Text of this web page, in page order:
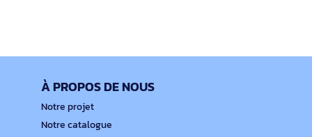
À PROPOS DE NOUS
Notre projet
Notre catalogue